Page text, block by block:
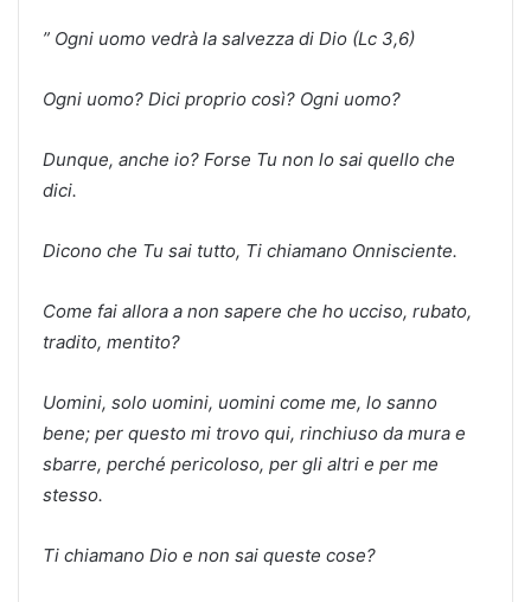
” Ogni uomo vedrà la salvezza di Dio (Lc 3,6)
Ogni uomo? Dici proprio così? Ogni uomo?
Dunque, anche io? Forse Tu non lo sai quello che
dici.
Dicono che Tu sai tutto, Ti chiamano Onnisciente.
Come fai allora a non sapere che ho ucciso, rubato,
tradito, mentito?
Uomini, solo uomini, uomini come me, lo sanno
bene; per questo mi trovo qui, rinchiuso da mura e
sbarre, perché pericoloso, per gli altri e per me
stesso.
Ti chiamano Dio e non sai queste cose?